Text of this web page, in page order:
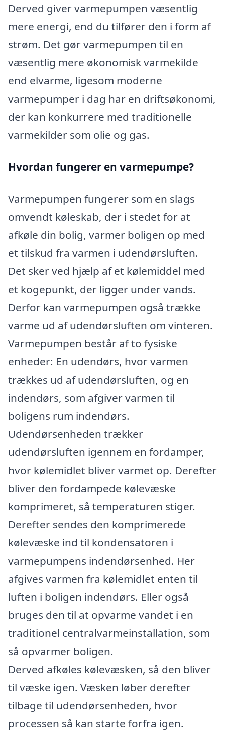
Derved giver varmepumpen væsentlig
mere energi, end du tilfører den i form af
strøm. Det gør varmepumpen til en
væsentlig mere økonomisk varmekilde
end elvarme, ligesom moderne
varmepumper i dag har en driftsøkonomi,
der kan konkurrere med traditionelle
varmekilder som olie og gas.
Hvordan fungerer en varmepumpe?
Varmepumpen fungerer som en slags
omvendt køleskab, der i stedet for at
afkøle din bolig, varmer boligen op med
et tilskud fra varmen i udendørsluften.
Det sker ved hjælp af et kølemiddel med
et kogepunkt, der ligger under vands.
Derfor kan varmepumpen også trække
varme ud af udendørsluften om vinteren.
Varmepumpen består af to fysiske
enheder: En udendørs, hvor varmen
trækkes ud af udendørsluften, og en
indendørs, som afgiver varmen til
boligens rum indendørs.
Udendørsenheden trækker
udendørsluften igennem en fordamper,
hvor kølemidlet bliver varmet op. Derefter
bliver den fordampede kølevæske
komprimeret, så temperaturen stiger.
Derefter sendes den komprimerede
kølevæske ind til kondensatoren i
varmepumpens indendørsenhed. Her
afgives varmen fra kølemidlet enten til
luften i boligen indendørs. Eller også
bruges den til at opvarme vandet i en
traditionel centralvarmeinstallation, som
så opvarmer boligen.
Derved afkøles kølevæsken, så den bliver
til væske igen. Væsken løber derefter
tilbage til udendørsenheden, hvor
processen så kan starte forfra igen.